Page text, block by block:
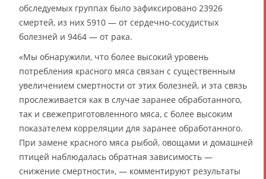
обследуемых группах было зафиксировано 23926
смертей, из них 5910 — от сердечно-сосудистых
болезней и 9464 — от рака.
«Мы обнаружили, что более высокий уровень
потребления красного мяса связан с существенным
увеличением смертности от этих болезней, и эта связь
прослеживается как в случае заранее обработанного,
так и свежеприготовленного мяса, с более высоким
показателем корреляции для заранее обработанного.
При замене красного мяса рыбой, овощами и домашней
птицей наблюдалась обратная зависимость —
снижение смертности», — комментируют результаты